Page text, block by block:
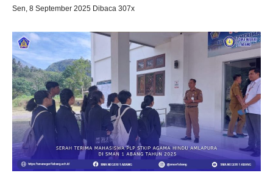
Sen, 8 September 2025 Dibaca 307x